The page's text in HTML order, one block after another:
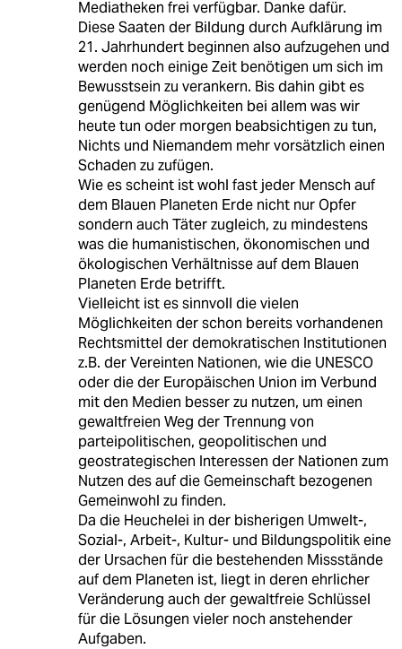
Mediatheken frei verfügbar. Danke dafür.
Diese Saaten der Bildung durch Aufklärung im
21. Jahrhundert beginnen also aufzugehen und
werden noch einige Zeit benötigen um sich im
Bewusstsein zu verankern. Bis dahin gibt es
genügend Möglichkeiten bei allem was wir
heute tun oder morgen beabsichtigen zu tun,
Nichts und Niemandem mehr vorsätzlich einen
Schaden zu zufügen.
Wie es scheint ist wohl fast jeder Mensch auf
dem Blauen Planeten Erde nicht nur Opfer
sondern auch Täter zugleich, zu mindestens
was die humanistischen, ökonomischen und
ökologischen Verhältnisse auf dem Blauen
Planeten Erde betrifft.
Vielleicht ist es sinnvoll die vielen
Möglichkeiten der schon bereits vorhandenen
Rechtsmittel der demokratischen Institutionen
z.B. der Vereinten Nationen, wie die UNESCO
oder die der Europäischen Union im Verbund
mit den Medien besser zu nutzen, um einen
gewaltfreien Weg der Trennung von
parteipolitischen, geopolitischen und
geostrategischen Interessen der Nationen zum
Nutzen des auf die Gemeinschaft bezogenen
Gemeinwohl zu finden.
Da die Heuchelei in der bisherigen Umwelt-,
Sozial-, Arbeit-, Kultur- und Bildungspolitik eine
der Ursachen für die bestehenden Missstände
auf dem Planeten ist, liegt in deren ehrlicher
Veränderung auch der gewaltfreie Schlüssel
für die Lösungen vieler noch anstehender
Aufgaben.